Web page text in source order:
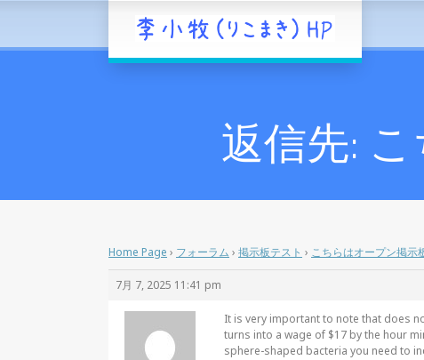
返信先:
Home Page › フォーラム › 掲示板テスト › こちらはオープン掲示
7月 7, 2025 11:41 pm
It is very important to note that does
turns into a wage of $17 by the hour
sphere-shaped bacteria you need to